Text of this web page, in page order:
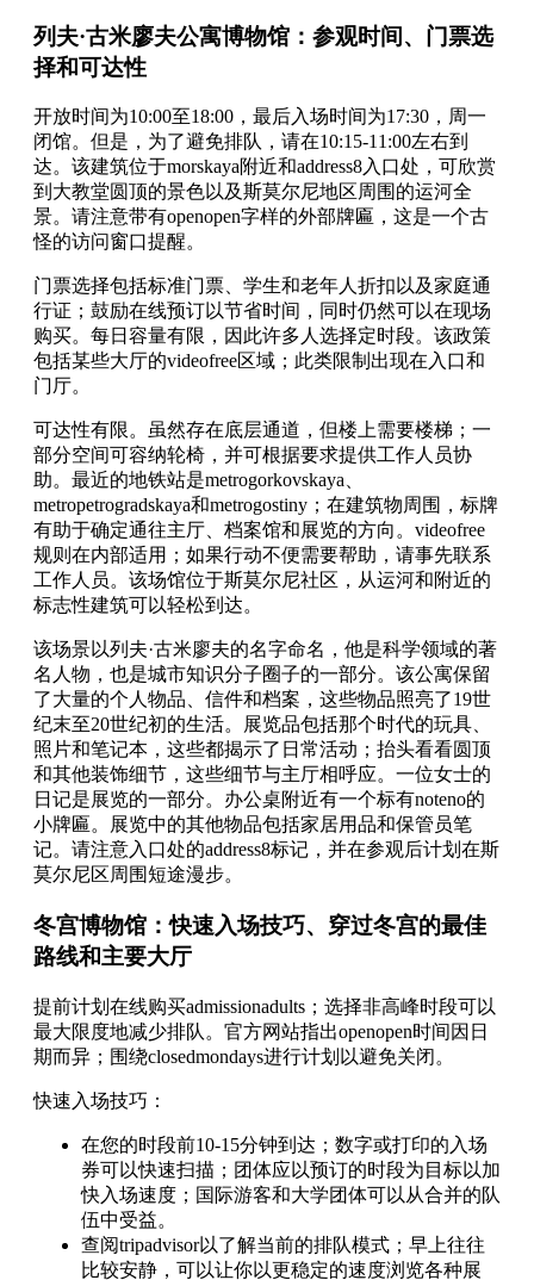
列夫·古米廖夫公寓博物馆：参观时间、门票选
择和可达性
开放时间为10:00至18:00，最后入场时间为17:30，周一
闭馆。但是，为了避免排队，请在10:15-11:00左右到
达。该建筑位于morskaya附近和address8入口处，可欣赏
到大教堂圆顶的景色以及斯莫尔尼地区周围的运河全
景。请注意带有openopen字样的外部牌匾，这是一个古
怪的访问窗口提醒。
门票选择包括标准门票、学生和老年人折扣以及家庭通
行证；鼓励在线预订以节省时间，同时仍然可以在现场
购买。每日容量有限，因此许多人选择定时段。该政策
包括某些大厅的videofree区域；此类限制出现在入口和
门厅。
可达性有限。虽然存在底层通道，但楼上需要楼梯；一
部分空间可容纳轮椅，并可根据要求提供工作人员协
助。最近的地铁站是metrogorkovskaya、
metropetrogradskaya和metrogostiny；在建筑物周围，标牌
有助于确定通往主厅、档案馆和展览的方向。videofree
规则在内部适用；如果行动不便需要帮助，请事先联系
工作人员。该场馆位于斯莫尔尼社区，从运河和附近的
标志性建筑可以轻松到达。
该场景以列夫·古米廖夫的名字命名，他是科学领域的著
名人物，也是城市知识分子圈子的一部分。该公寓保留
了大量的个人物品、信件和档案，这些物品照亮了19世
纪末至20世纪初的生活。展览品包括那个时代的玩具、
照片和笔记本，这些都揭示了日常活动；抬头看看圆顶
和其他装饰细节，这些细节与主厅相呼应。一位女士的
日记是展览的一部分。办公桌附近有一个标有noteno的
小牌匾。展览中的其他物品包括家居用品和保管员笔
记。请注意入口处的address8标记，并在参观后计划在斯
莫尔尼区周围短途漫步。
冬宫博物馆：快速入场技巧、穿过冬宫的最佳
路线和主要大厅
提前计划在线购买admissionadults；选择非高峰时段可以
最大限度地减少排队。官方网站指出openopen时间因日
期而异；围绕closedmondays进行计划以避免关闭。
快速入场技巧：
在您的时段前10-15分钟到达；数字或打印的入场
券可以快速扫描；团体应以预订的时段为目标以加
快入场速度；国际游客和大学团体可以从合并的队
伍中受益。
查阅tripadvisor以了解当前的排队模式；早上往往
比较安静，可以让你以更稳定的速度浏览各种展